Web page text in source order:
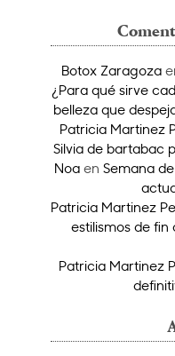
Botox Zaragoza
¿Para qué sirve
belleza que
Patricia Martinez
Silvia de bartabac
Noa en Semana
Patricia Martinez
estilismos de
Patricia Martinez